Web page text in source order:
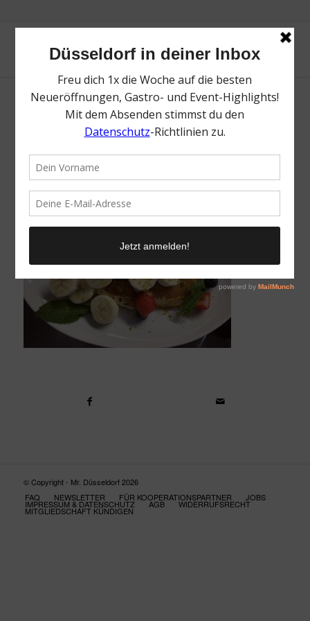
Rosie’s | Top Pancakes in Düsseldorf |
© Copyright - Mr. Düsseldorf 2026
FAQ
NEWSLETTER FÜR KOOPERATIONSPARTNER JOBS
IMPRESSUM & DATENSCHUTZ AGB WIDERRUFSRECHT
MITGLIEDSCHAFT KÜNDIGEN